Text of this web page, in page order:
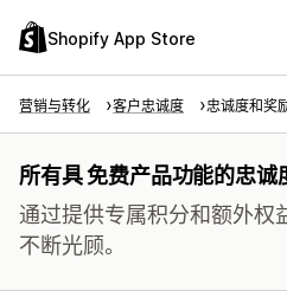
Shopify App Store
营销与转化 客户忠诚度 忠诚度和奖
所有具 免费产品功能的忠诚
通过提供专属积分和额外权
不断光顾。